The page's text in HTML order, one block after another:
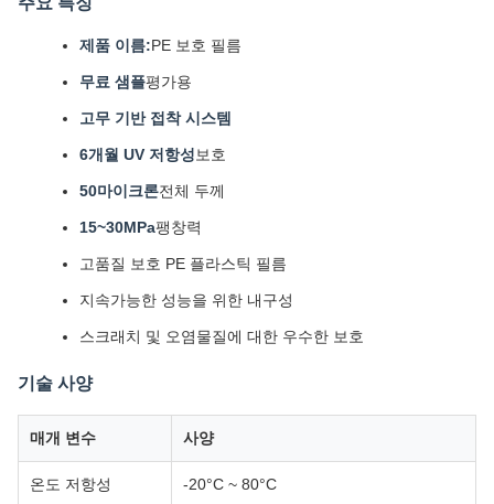
제품 이름:PE 보호 필름
무료 샘플평가용
고무 기반 접착 시스템
6개월 UV 저항성보호
50마이크론전체 두께
15~30MPa팽창력
고품질 보호 PE 플라스틱 필름
지속가능한 성능을 위한 내구성
스크래치 및 오염물질에 대한 우수한 보호
기술 사양
매개 변수 사양
온도 저항성 -20°C ~ 80°C